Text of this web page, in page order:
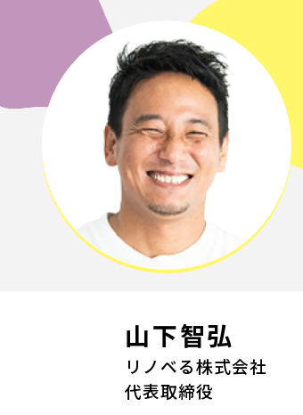
山下智弘
リノベる株式会社
代表取締役